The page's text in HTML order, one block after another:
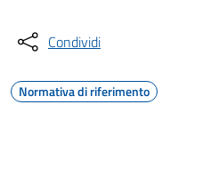
Condividi
Normativa di riferimento